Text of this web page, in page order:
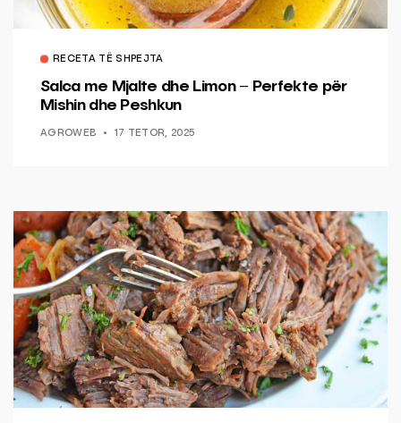
RECETA TË SHPEJTA
Salca me Mjalte dhe Limon – Perfekte për
Mishin dhe Peshkun
AGROWEB 17 TETOR, 2025